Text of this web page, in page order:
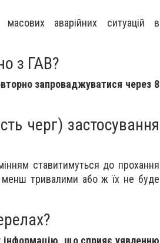
аварійних ситуацій в
з ГАВ?
запроваджуватися через 8
черг) застосування
ставитимуться до прохання
менш тривалими або ж їх не буде
інформацію, що сприяє уявленню